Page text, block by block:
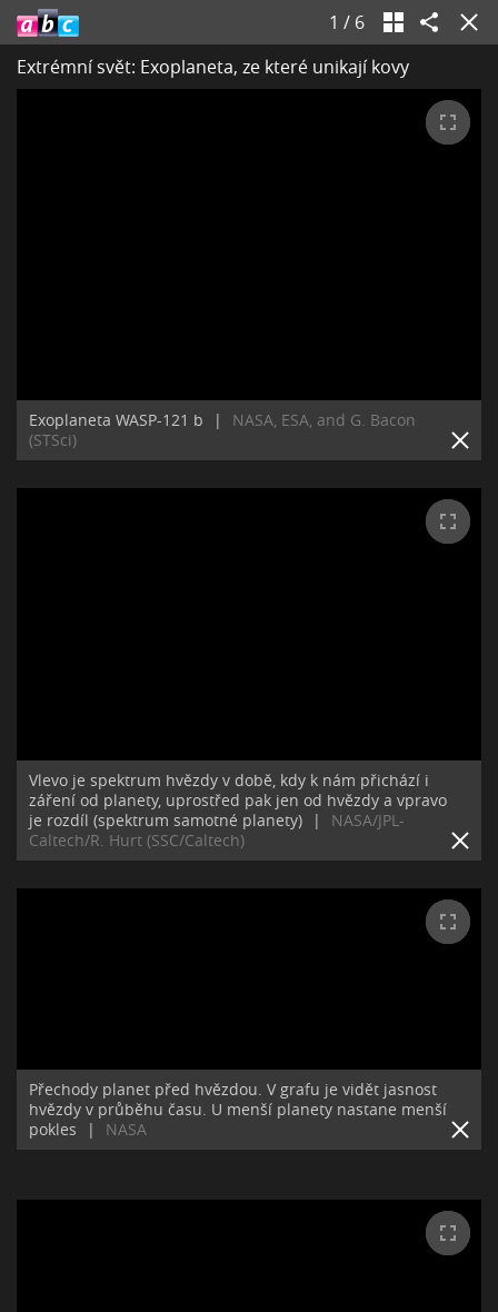
1 / 6
Extrémní svět: Exoplaneta, ze které unikají kovy
Exoplaneta WASP-121 b |
NASA, ESA, and G. Bacon
(STSci)
Vlevo je spektrum hvězdy v době, kdy k nám přichází i
záření od planety, uprostřed pak jen od hvězdy a vpravo
je rozdíl (spektrum samotné planety)
|
NASA/JPL-
Caltech/R. Hurt (SSC/Caltech)
Přechody planet před hvězdou. V grafu je vidět jasnost
hvězdy v průběhu času. U menší planety nastane menší
pokles
| NASA